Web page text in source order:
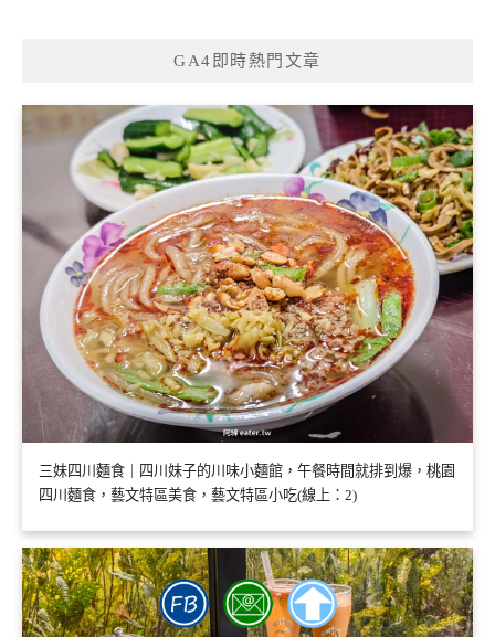
GA4即時熱門文章
三妹四川麵食｜四川妹子的川味小麵館，午餐時間就排到爆，桃園
四川麵食，藝文特區美食，藝文特區小吃(線上：2)